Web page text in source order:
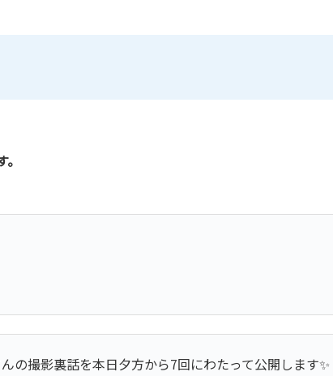
の撮影裏話を本日夕方から7回にわたって公開します